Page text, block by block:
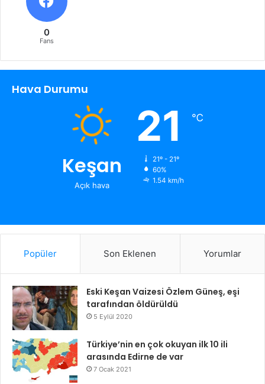
0
Fans
Hava Durumu
Keşan
Açık hava
21 ℃
21º - 21º
60%
1.54 km/h
Popüler Son Eklenen Yorumlar
Eski Keşan Vaizesi Özlem Güneş, eşi
tarafından öldürüldü
5 Eylül 2020
Türkiye’nin en çok okuyan ilk 10 ili
arasında Edirne de var
7 Ocak 2021